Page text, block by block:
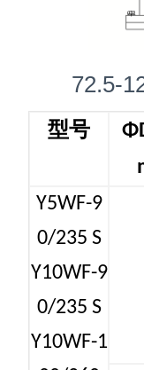
72.5-
型号
Y5WF-9
0/235 S
Y10WF-9
0/235 S
Y10WF-1